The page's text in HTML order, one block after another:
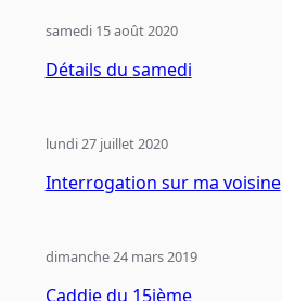
Détails du samedi
samedi 15 août 2020
Interrogation sur ma voisine
lundi 27 juillet 2020
Caddie du 15ième
dimanche 24 mars 2019